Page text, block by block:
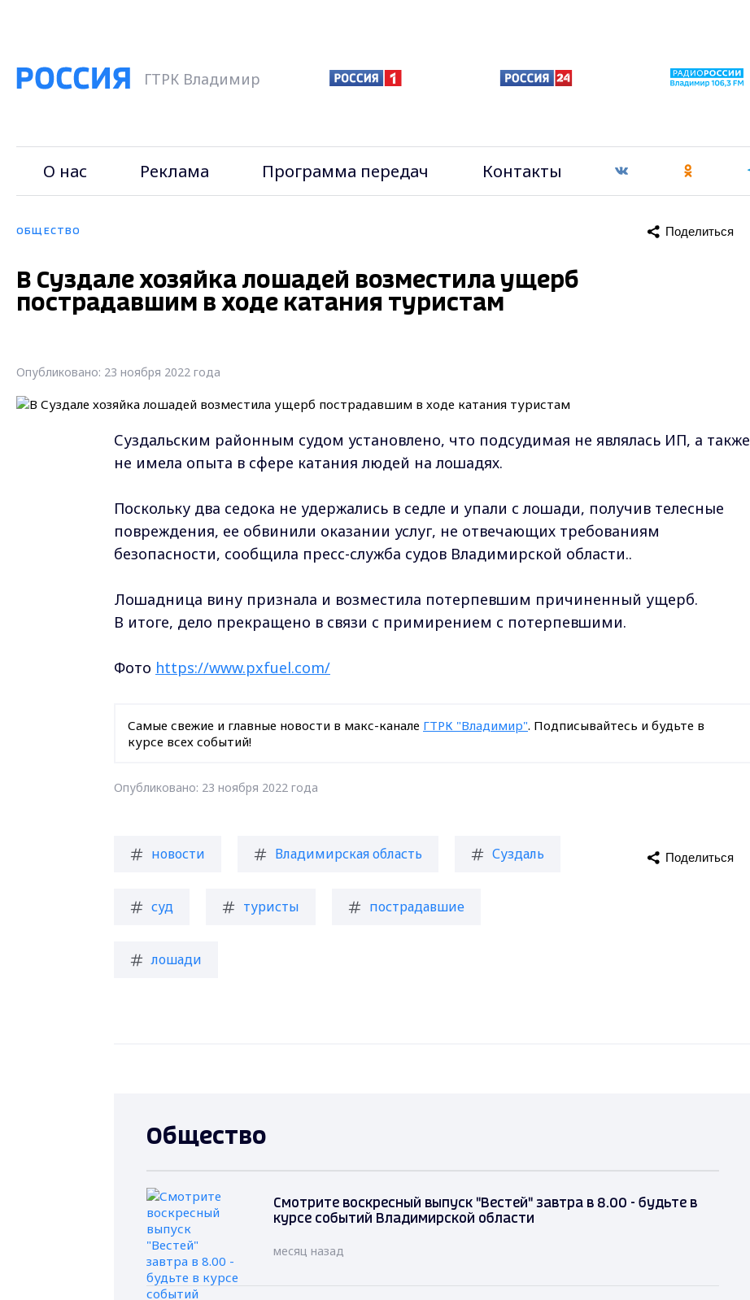
ГТРК Владимир
О нас Реклама Программа передач Контакты
ОБЩЕСТВО Поделиться
В Суздале хозяйка лошадей возместила ущерб
пострадавшим в ходе катания туристам
Опубликовано: 23 ноября 2022 года
Суздальским районным судом установлено, что подсудимая не являлась ИП, а также
не имела опыта в сфере катания людей на лошадях.
Поскольку два седока не удержались в седле и упали с лошади, получив телесные
повреждения, ее обвинили оказании услуг, не отвечающих требованиям
безопасности, сообщила пресс-служба судов Владимирской области..
Лошадница вину признала и возместила потерпевшим причиненный ущерб.
В итоге, дело прекращено в связи с примирением с потерпевшими.
Фото https://www.pxfuel.com/
Самые свежие и главные новости в макс-канале ГТРК "Владимир". Подписывайтесь и будьте в
курсе всех событий!
Опубликовано: 23 ноября 2022 года
новости Владимирская область Суздаль
суд туристы пострадавшие
лошади
Поделиться
Общество
Смотрите воскресный выпуск "Вестей" завтра в 8.00 - будьте в
курсе событий Владимирской области
месяц назад